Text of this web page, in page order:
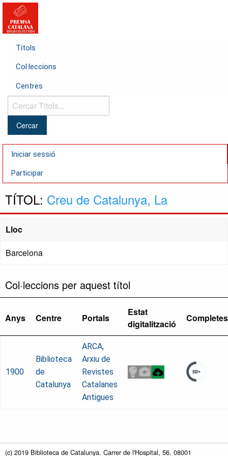
Títols
Col·leccions
Centres
Cercar
Títols...
Iniciar sessió
Participar
TÍTOL: Creu de Catalunya, La
Lloc
Barcelona
Col·leccions per aquest títol
Anys Centre Portals
Estat
digitalització
1900
Biblioteca
de
Catalunya
ARCA,
Arxiu de
Revistes
Catalanes
Antigues
(c) 2019 Biblioteca de Catalunya. Carrer de l'Hospital, 56. 08001